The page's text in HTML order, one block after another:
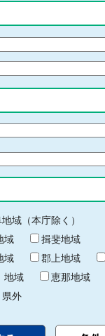
域（本庁除く）
域
揖斐地域
域
郡上地域
地域
恵那地域
県外